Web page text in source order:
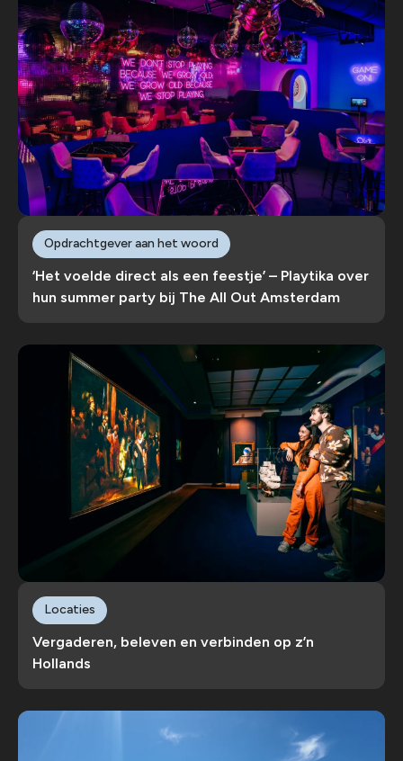
‘Het voelde direct als een feestje’ – Playtika over
hun summer party bij The All Out Amsterdam
Opdrachtgever aan het woord
Vergaderen, beleven en verbinden op z’n
Hollands
Locaties